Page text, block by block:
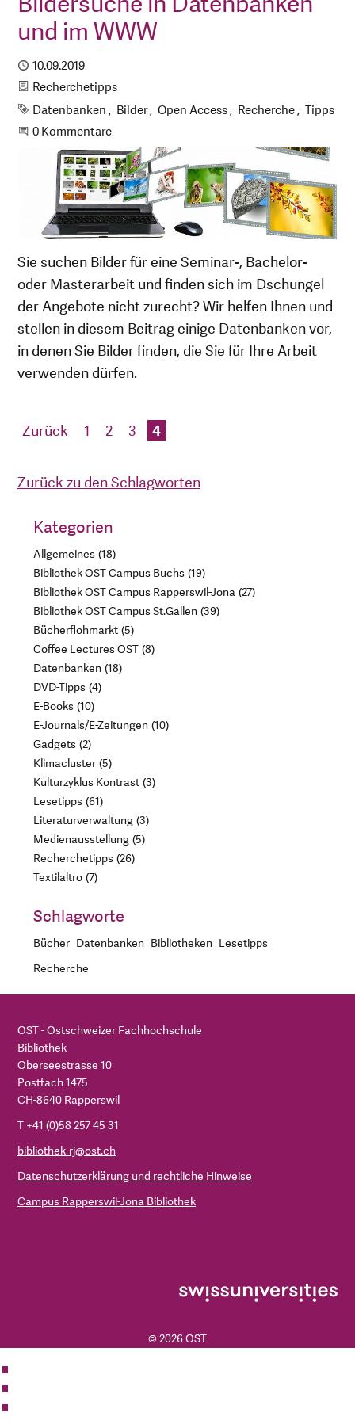
und im WWW
Publiziert
10.09.2019
Kategorie
Recherchetipps
Schlagworte
Datenbanken Bilder Open Access Recherche
Tipps
Beginne eine Unterhaltung
0 Kommentare
Sie suchen Bilder für eine Seminar-, Bachelor-
oder Masterarbeit und finden sich im Dschungel
der Angebote nicht zurecht? Wir helfen Ihnen und
stellen in diesem Beitrag einige Datenbanken vor,
in denen Sie Bilder finden, die Sie für Ihre Arbeit
verwenden dürfen.
Zurück 1 2 3 4
Zurück zu den Schlagworten
Kategorien
Allgemeines 18
Bibliothek OST Campus Buchs 19
Bibliothek OST Campus Rapperswil-Jona 27
Bibliothek OST Campus St.Gallen 39
Bücherflohmarkt 5
Coffee Lectures OST 8
Datenbanken 18
DVD-Tipps 4
E-Books 10
E-Journals/E-Zeitungen 10
Gadgets 2
Klimacluster 5
Kulturzyklus Kontrast 3
Lesetipps 61
Literaturverwaltung 3
Medienausstellung 5
Recherchetipps 26
Textilaltro 7
Schlagworte
Bücher Datenbanken Bibliotheken Lesetipps
Recherche
OST - Ostschweizer Fachhochschule
Bibliothek
Oberseestrasse 10
Postfach 1475
CH-8640 Rapperswil
T +41 (0)58 257 45 31
bibliothek-rj@ost.ch
Datenschutzerklärung und rechtliche Hinweise
Campus Rapperswil-Jona Bibliothek
© 2026 OST